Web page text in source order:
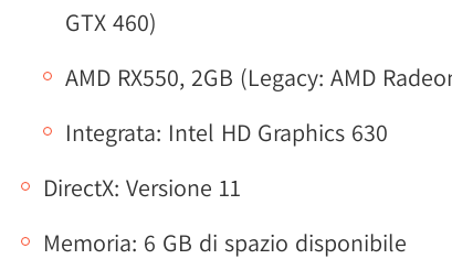
GTX 460)
AMD RX550, 2GB (Legacy: AMD
Integrata: Intel HD Graphics 630
DirectX: Versione 11
Memoria: 6 GB di spazio disponibile